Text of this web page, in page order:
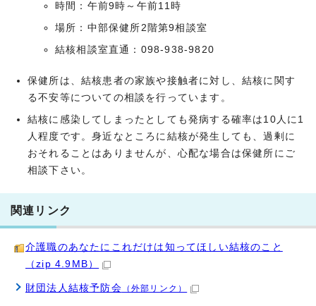
時間：午前9時～午前11時
場所：中部保健所2階第9相談室
結核相談室直通：098-938-9820
保健所は、結核患者の家族や接触者に対し、結核に関す
る不安等についての相談を行っています。
結核に感染してしまったとしても発病する確率は10人に1
人程度です。身近なところに結核が発生しても、過剰に
おそれることはありませんが、心配な場合は保健所にご
相談下さい。
関連リンク
介護職のあなたにこれだけは知ってほしい結核のこと
（zip 4.9MB）
財団法人結核予防会 （外部リンク）